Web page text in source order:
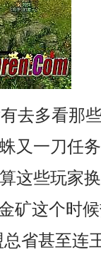
去多看那
又一刀任
这些玩家
矿这个时
省甚至连